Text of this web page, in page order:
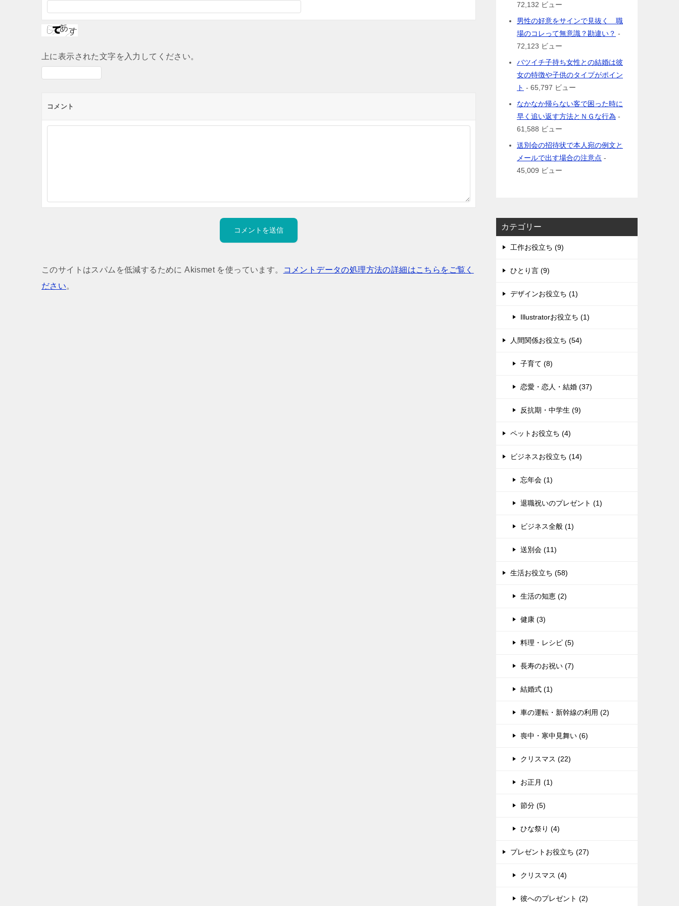
上に表示された文字を入力してください。
コメント
このサイトはスパムを低減するために Akismet を使っています。
コメントデータの処理方法の詳細はこちらをご覧く
ださい。
72,132 ビュー
男性の好意をサインで見抜く 職
場のコレって無意識？勘違い？ -
72,123 ビュー
バツイチ子持ち女性との結婚は彼
女の特徴や子供のタイプがポイン
ト - 65,797 ビュー
なかなか帰らない客で困った時に
早く追い返す方法とＮＧな行為 -
61,588 ビュー
送別会の招待状で本人宛の例文と
メールで出す場合の注意点 -
45,009 ビュー
カテゴリー
工作お役立ち (9)
ひとり言 (9)
デザインお役立ち (1)
Illustratorお役立ち (1)
人間関係お役立ち (54)
子育て (8)
恋愛・恋人・結婚 (37)
反抗期・中学生 (9)
ペットお役立ち (4)
ビジネスお役立ち (14)
忘年会 (1)
退職祝いのプレゼント (1)
ビジネス全般 (1)
送別会 (11)
生活お役立ち (58)
生活の知恵 (2)
健康 (3)
料理・レシピ (5)
長寿のお祝い (7)
結婚式 (1)
車の運転・新幹線の利用 (2)
喪中・寒中見舞い (6)
クリスマス (22)
お正月 (1)
節分 (5)
ひな祭り (4)
プレゼントお役立ち (27)
クリスマス (4)
彼へのプレゼント (2)